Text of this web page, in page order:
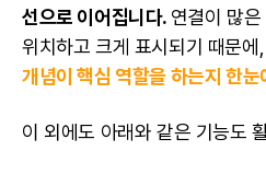
선으로 이어집니다. 연결이 많
위치하고 크게 표시되기 때문에,
개념이 핵심 역할을 하는지 한
이 외에도 아래와 같은 기능도